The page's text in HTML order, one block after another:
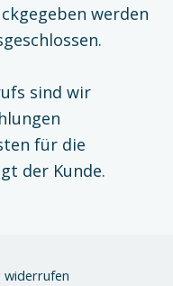
werden
sind wir
für die
der Kunde.